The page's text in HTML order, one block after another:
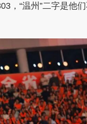
“温州”二字是他